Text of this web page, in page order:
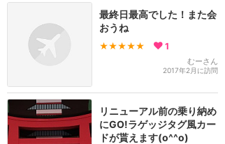
最終日最高でした！また会
おうね
★★★★★ 1
むーさん
2017年2月に訪問
リニューアル前の乗り納め
にGO!ラゲッジタグ風カー
ドが貰えます(o^^o)